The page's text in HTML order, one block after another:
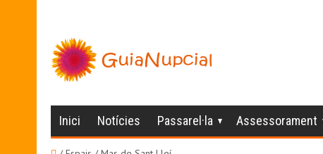
Inici Notícies Passarel·la Assessorament